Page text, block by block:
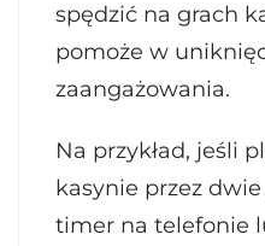
spędzić na grach
pomoże w
zaangażowania.
Na przykład, jeśli
kasynie przez
timer na telefonie